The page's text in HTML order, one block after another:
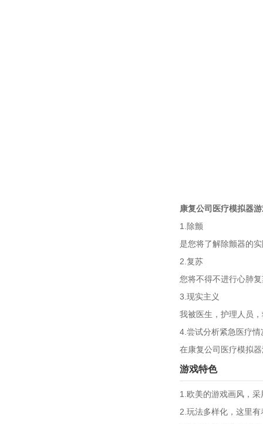
康复公司医疗模拟器
1.除颤
是您将了解除颤器的
2.复苏
您将不得不进行心肺
3.现实主义
我被医生，护理人员
4.尝试分析紧急医疗
在康复公司医疗模拟
游戏特色
1.欧美的游戏画风，
2.玩法多样化，这里